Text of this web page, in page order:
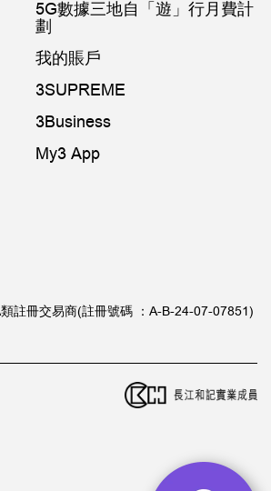
5G數據三地自「遊」行月費計
劃
我的賬戶
3SUPREME
3Business
My3 App
註冊交易商(註冊號碼 ：A-B-24-07-07851)